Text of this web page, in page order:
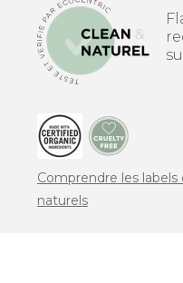
Comprendre les
naturels